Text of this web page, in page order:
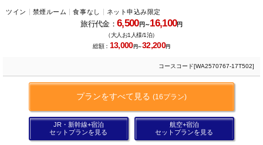
ツイン 禁煙ルーム 食事なし ネット申込み限定
旅行代金： 6,500円～16,100円
（大人お1人様/1泊）
総額： 13,000円～32,200円
コースコード[WA2570767-17T502]
プランをすべて見る (16プラン)
JR・新幹線+宿泊
セットプランを見る
航空+宿泊
セットプランを見る